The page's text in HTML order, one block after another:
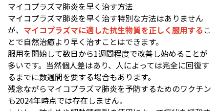
マイコプラズマ肺炎を早く治す方法
マイコプラズマ肺炎を早く治す特別な方法はありません
が、 マイコプラズマに適した抗生物質を正しく服用するこ
とで自然治癒より早く治すことはできます。
服用を開始して数日から1週間程度で改善し始めることが
多いです。当然個人差はあり、人によっては完全に回復す
るまでに数週間を要する場合もあります。
残念ながらマイコプラズマ肺炎を予防するためのワクチン
も2024年時点では存在しません。